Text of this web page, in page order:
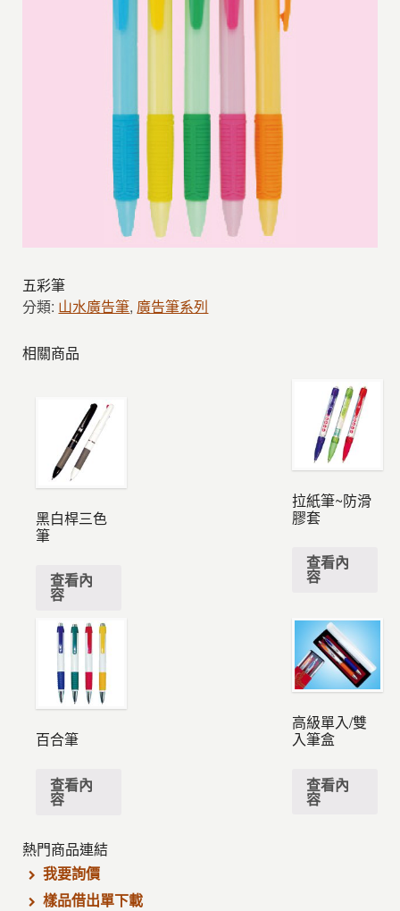
五彩筆
分類: 山水廣告筆, 廣告筆系列
相關商品
黑白桿三色
筆
查看內
容
拉紙筆~防滑
膠套
查看內
容
百合筆
查看內
容
高級單入/雙
入筆盒
查看內
容
熱門商品連結
我要詢價
樣品借出單下載